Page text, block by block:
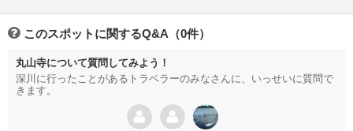
このスポットに関するQ&A（0件）
丸山寺について質問してみよう！
深川に行ったことがあるトラベラーのみなさんに、いっせいに質問で
きます。